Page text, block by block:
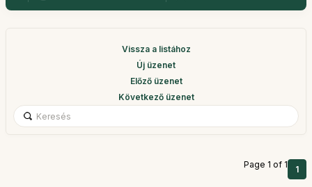
Vissza a listához
Új üzenet
Előző üzenet
Következő üzenet
Page 1 of 1 1